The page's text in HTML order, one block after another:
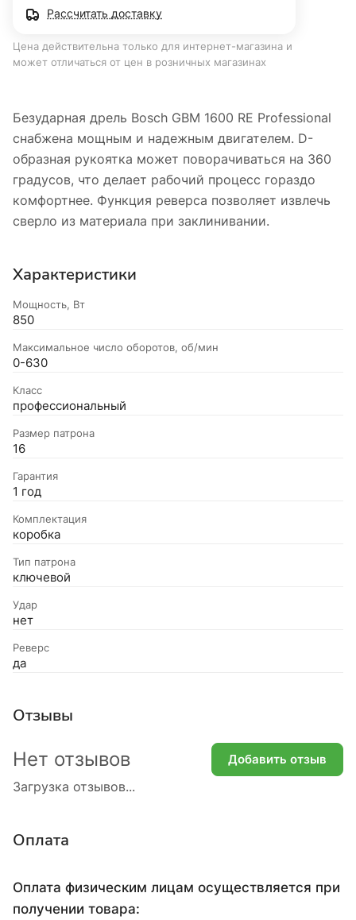
Рассчитать доставку
Цена действительна только для интернет-магазина и
может отличаться от цен в розничных магазинах
Безударная дрель Bosch GBM 1600 RE Professional
снабжена мощным и надежным двигателем. D-
образная рукоятка может поворачиваться на 360
градусов, что делает рабочий процесс гораздо
комфортнее. Функция реверса позволяет извлечь
сверло из материала при заклинивании.
Характеристики
Мощность, Вт
850
Максимальное число оборотов, об/мин
0-630
Класс
профессиональный
Размер патрона
16
Гарантия
1 год
Комплектация
коробка
Тип патрона
ключевой
Удар
нет
Реверс
да
Отзывы
Загрузка отзывов...
Нет отзывов Добавить отзыв
Оплата
Оплата физическим лицам осуществляется при
получении товара: